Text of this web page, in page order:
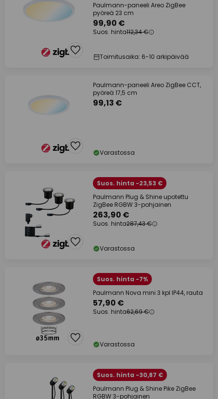
Paulmann-paneeli Areo ZigBee
pyöreä 23 cm
99,90 €
Suos. hinta112,34 €
Toimitusaika: 6-10 arkipäivää
Paulmann-paneeli Areo ZigBee CCT,
pyöreä 17,5 cm
99,13 €
Varastossa
Suos. hinta -23,53 €
Paulmann Plug & Shine upotettu
ZigBee RGBW 3-pohjainen
263,90 €
Suos. hinta287,43 €
Varastossa
Suos. hinta -7%
Paulmann Nova mini 3 kpl IP44, rauta
57,90 €
Suos. hinta62,69 €
Varastossa
Suos. hinta -30,87 €
Paulmann Plug & Shine Pike ZigBee
RGBW 3-pohjainen